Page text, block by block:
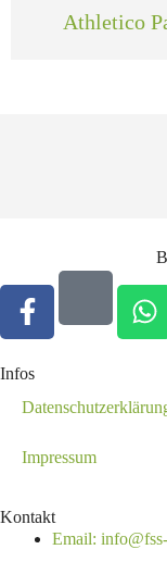
Athletico
Infos
Impressum
Kontakt
Email: